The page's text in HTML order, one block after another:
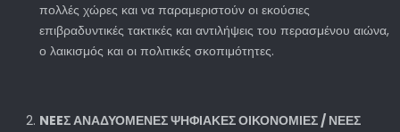
πολλές χώρες και να παραμεριστούν οι εκούσιες
επιβραδυντικές τακτικές και αντιλήψεις του περασμένου αιώνα,
ο λαικισμός και οι πολιτικές σκοπιμότητες.
NEEΣ ΑΝΑΔΥΟΜΕΝΕΣ ΨΗΦΙΑΚΕΣ ΟΙΚΟΝΟΜΙΕΣ / ΝΕΕΣ